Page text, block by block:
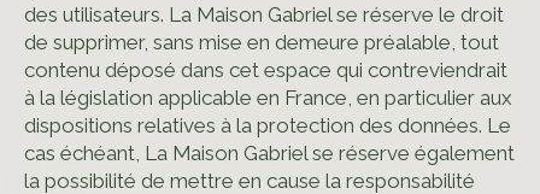
des utilisateurs. La Maison Gabriel se réserve le droit
de supprimer, sans mise en demeure préalable, tout
contenu déposé dans cet espace qui contreviendrait
à la législation applicable en France, en particulier aux
dispositions relatives à la protection des données. Le
cas échéant, La Maison Gabriel se réserve également
la possibilité de mettre en cause la responsabilité